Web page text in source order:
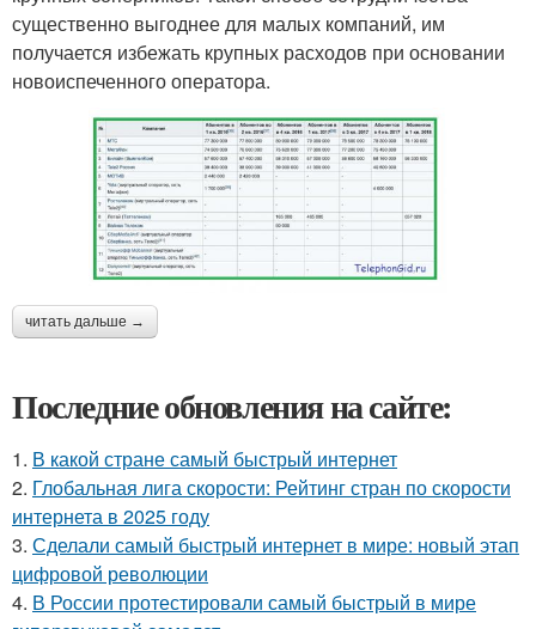
существенно выгоднее для малых компаний, им
получается избежать крупных расходов при основании
новоиспеченного оператора.
читать дальше →
Последние обновления на сайте:
1. В какой стране самый быстрый интернет
2. Глобальная лига скорости: Рейтинг стран по скорости
интернета в 2025 году
3. Сделали самый быстрый интернет в мире: новый этап
цифровой революции
4. В России протестировали самый быстрый в мире